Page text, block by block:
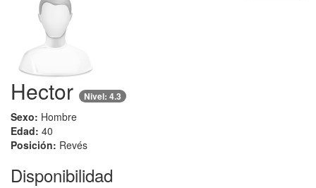
Hector Nivel: 4.3
Sexo: Hombre
Edad: 40
Posición: Revés
Disponibilidad